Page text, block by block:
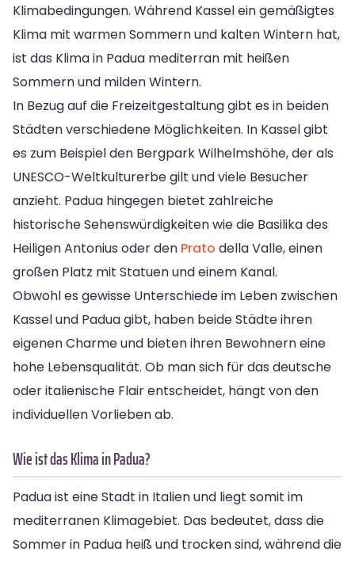
Klimabedingungen. Während Kassel ein gemäßigtes
Klima mit warmen Sommern und kalten Wintern hat,
ist das Klima in Padua mediterran mit heißen
Sommern und milden Wintern.
In Bezug auf die Freizeitgestaltung gibt es in beiden
Städten verschiedene Möglichkeiten. In Kassel gibt
es zum Beispiel den Bergpark Wilhelmshöhe, der als
UNESCO-Weltkulturerbe gilt und viele Besucher
anzieht. Padua hingegen bietet zahlreiche
historische Sehenswürdigkeiten wie die Basilika des
Heiligen Antonius oder den Prato della Valle, einen
großen Platz mit Statuen und einem Kanal.
Obwohl es gewisse Unterschiede im Leben zwischen
Kassel und Padua gibt, haben beide Städte ihren
eigenen Charme und bieten ihren Bewohnern eine
hohe Lebensqualität. Ob man sich für das deutsche
oder italienische Flair entscheidet, hängt von den
individuellen Vorlieben ab.
Wie ist das Klima in Padua?
Padua ist eine Stadt in Italien und liegt somit im
mediterranen Klimagebiet. Das bedeutet, dass die
Sommer in Padua heiß und trocken sind, während die